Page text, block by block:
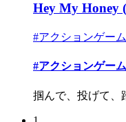
Hey My Honey
#アクションゲーム
#アクションゲーム
掴んで、投げて